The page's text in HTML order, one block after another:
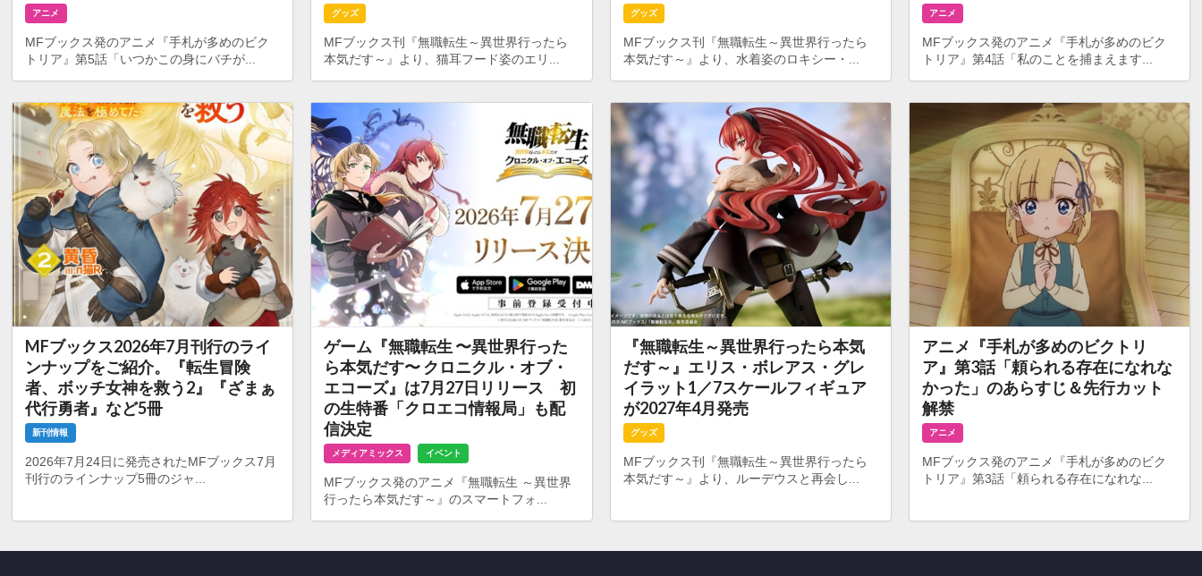
アニメ
MFブックス発のアニメ『手札が多めのビク
トリア』第5話「いつかこの身にバチが...
グッズ
MFブックス刊『無職転生～異世界行ったら
本気だす～』より、猫耳フード姿のエリ...
グッズ
MFブックス刊『無職転生～異世界行ったら
本気だす～』より、水着姿のロキシー・...
アニメ
MFブックス発のアニメ『手札が多めのビク
トリア』第4話「私のことを捕まえます...
MFブックス2026年7月刊行のライ
ンナップをご紹介。『転生冒険
者、ボッチ女神を救う2』『ざまぁ
代行勇者』など5冊
新刊情報
2026年7月24日に発売されたMFブックス7月
刊行のラインナップ5冊のジャ...
ゲーム『無職転生 〜異世界行った
ら本気だす〜 クロニクル・オブ・
エコーズ』は7月27日リリース 初
の生特番「クロエコ情報局」も配
信決定
メディアミックス イベント
MFブックス発のアニメ『無職転生 ～異世界
行ったら本気だす～』のスマートフォ...
『無職転生～異世界行ったら本気
だす～』エリス・ボレアス・グレ
イラット1／7スケールフィギュア
が2027年4月発売
グッズ
MFブックス刊『無職転生～異世界行ったら
本気だす～』より、ルーデウスと再会し...
アニメ『手札が多めのビクトリ
ア』第3話「頼られる存在になれな
かった」のあらすじ＆先行カット
解禁
アニメ
MFブックス発のアニメ『手札が多めのビク
トリア』第3話「頼られる存在になれな...